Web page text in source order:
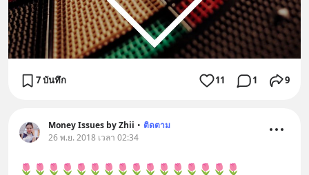
7 บันทึก 11 1 9
Money Issues by Zhii • ติดตาม
26 พ.ย. 2018 เวลา 02:34
🌷🌷🌷🌷🌷🌷🌷🌷🌷🌷🌷🌷🌷🌷🌷🌷